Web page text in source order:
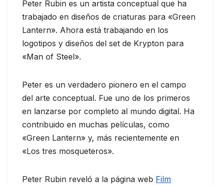
Peter Rubin es un artista conceptual que ha
trabajado en diseños de criaturas para «Green
Lantern». Ahora está trabajando en los
logotipos y diseños del set de Krypton para
«Man of Steel».
Peter es un verdadero pionero en el campo
del arte conceptual. Fue uno de los primeros
en lanzarse por completo al mundo digital. Ha
contribuido en muchas películas, como
«Green Lantern» y, más recientemente en
«Los tres mosqueteros».
Peter Rubin reveló a la página web Film